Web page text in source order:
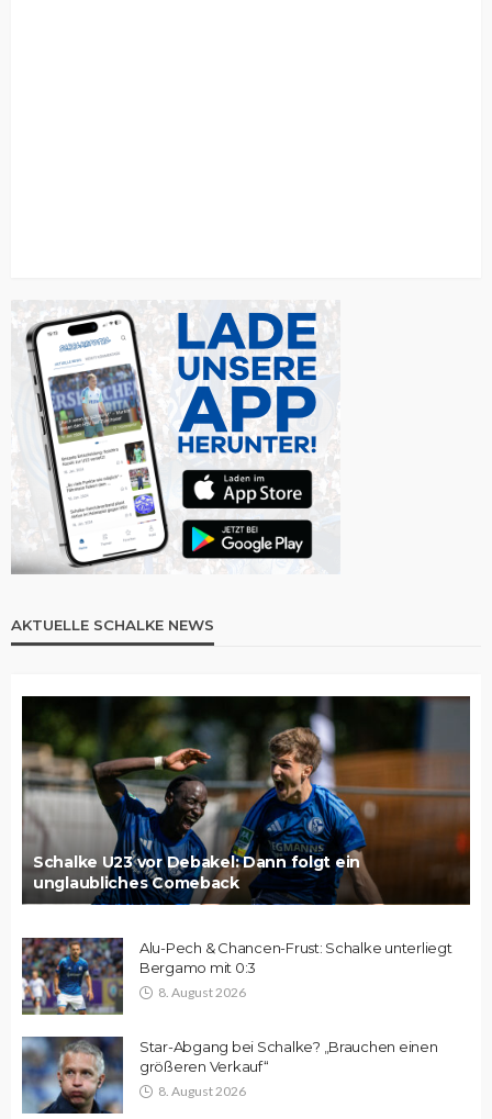
AKTUELLE SCHALKE NEWS
Schalke U23 vor Debakel: Dann folgt ein
unglaubliches Comeback
Alu-Pech & Chancen-Frust: Schalke unterliegt
Bergamo mit 0:3
8. August 2026
Star-Abgang bei Schalke? „Brauchen einen
größeren Verkauf“
8. August 2026